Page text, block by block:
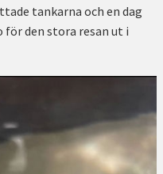
tankarna och en dag
för den stora resan ut i